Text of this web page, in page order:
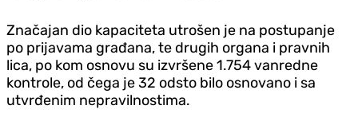
Značajan dio kapaciteta utrošen je na postupanje
po prijavama građana, te drugih organa i pravnih
lica, po kom osnovu su izvršene 1.754 vanredne
kontrole, od čega je 32 odsto bilo osnovano i sa
utvrđenim nepravilnostima.